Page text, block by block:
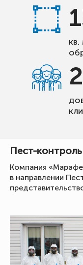
Пест-
Компания
в направлении